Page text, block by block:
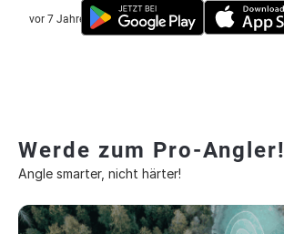
vor 7 Jahre
Werde zum Pro-Angler!
Angle smarter, nicht härter!